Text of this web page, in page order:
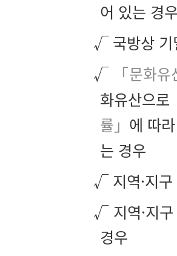
어 있는 경
√ 국방상 기
√
「문화
화유산으
률」 에 따
는 경우
√ 지역·지구
√ 지역·지
경우